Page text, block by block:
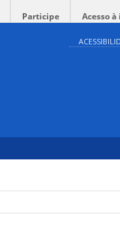
Participe Acesso